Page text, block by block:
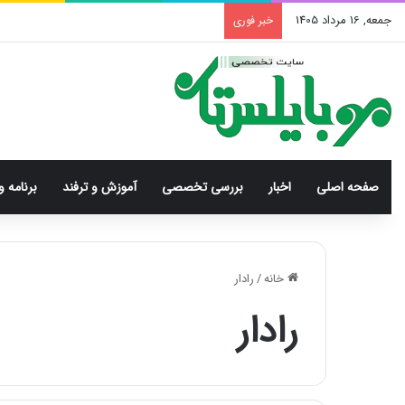
جمعه, 16 مرداد 1405 خبر فوری
صفحه اصلی اخبار بررسی‌ تخصصی آموزش و ترفند برنامه
خانه/رادار
رادار